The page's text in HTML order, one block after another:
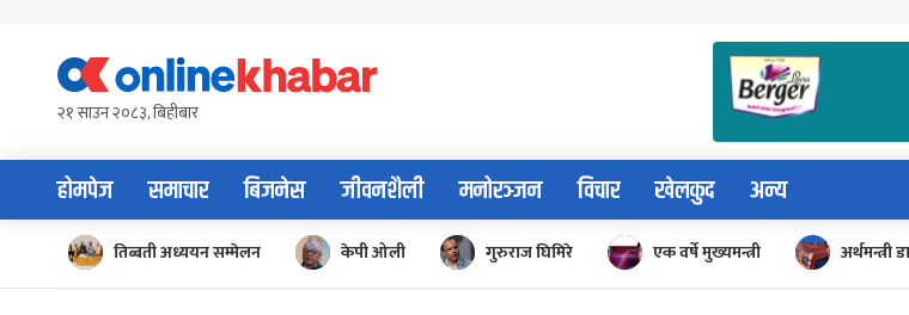
content२१ साउन २०८३, बिहीबार
होमपेज समाचार बिजनेस जीवनशैली मनोरञ्जन विचार खेलकुद अन्य
तिब्बती अध्ययन सम्मेलन केपी ओली गुरुराज घिमिरे एक वर्षे मुख्यमन्त्री अर्थमन्त्री